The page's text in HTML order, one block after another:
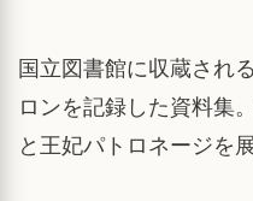
国立図書館に収蔵され
ロンを記録した資料集
と王妃パトロネージを